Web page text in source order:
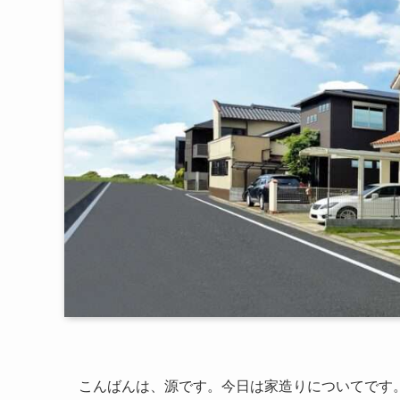
こんばんは、源です。今日は家造りについてです